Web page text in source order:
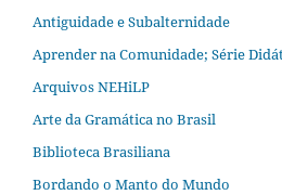
Antiguidade e Subalternidade
Aprender na Comunidade; Série
Arquivos NEHiLP
Arte da Gramática no Brasil
Biblioteca Brasiliana
Bordando o Manto do Mundo